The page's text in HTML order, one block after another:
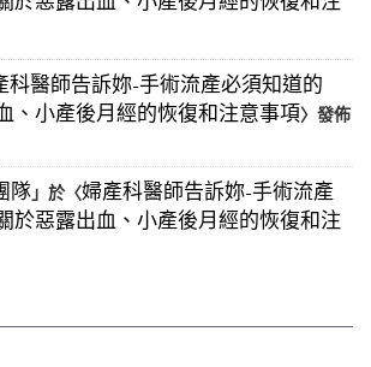
科醫師告訴妳-手術流產必須知道的
、小產後月經的恢復和注意事項〉發佈
隊」於〈婦產科醫師告訴妳-手術流產
於惡露出血、小產後月經的恢復和注